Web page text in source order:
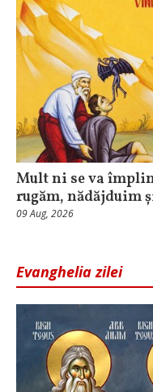
Mult ni se va
rugăm, nădăjduim
09 Aug, 2026
Evanghelia zilei